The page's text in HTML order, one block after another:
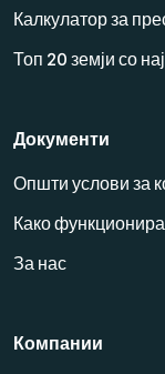
Калкулатор за
Топ 20 земји со
Документи
Општи услови за
Како
За нас
Компании